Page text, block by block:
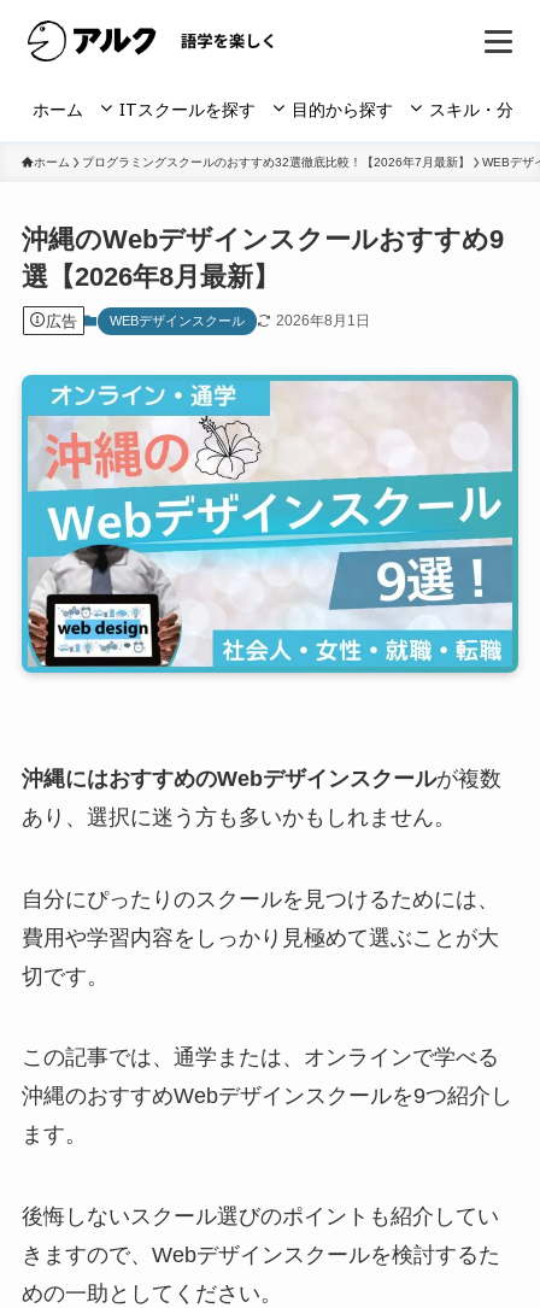
ホーム ITスクールを探す 目的から探す スキル・分野
ホーム プログラミングスクールのおすすめ32選徹底比較！【2026年7月最新】 WEBデザ
沖縄のWebデザインスクールおすすめ9
選【2026年8月最新】
広告 WEBデザインスクール 2026年8月1日
沖縄にはおすすめのWebデザインスクールが複数
あり、選択に迷う方も多いかもしれません。
自分にぴったりのスクールを見つけるためには、
費用や学習内容をしっかり見極めて選ぶことが大
切です。
この記事では、通学または、オンラインで学べる
沖縄のおすすめWebデザインスクールを9つ紹介し
ます。
後悔しないスクール選びのポイントも紹介してい
きますので、Webデザインスクールを検討するた
めの一助としてください。